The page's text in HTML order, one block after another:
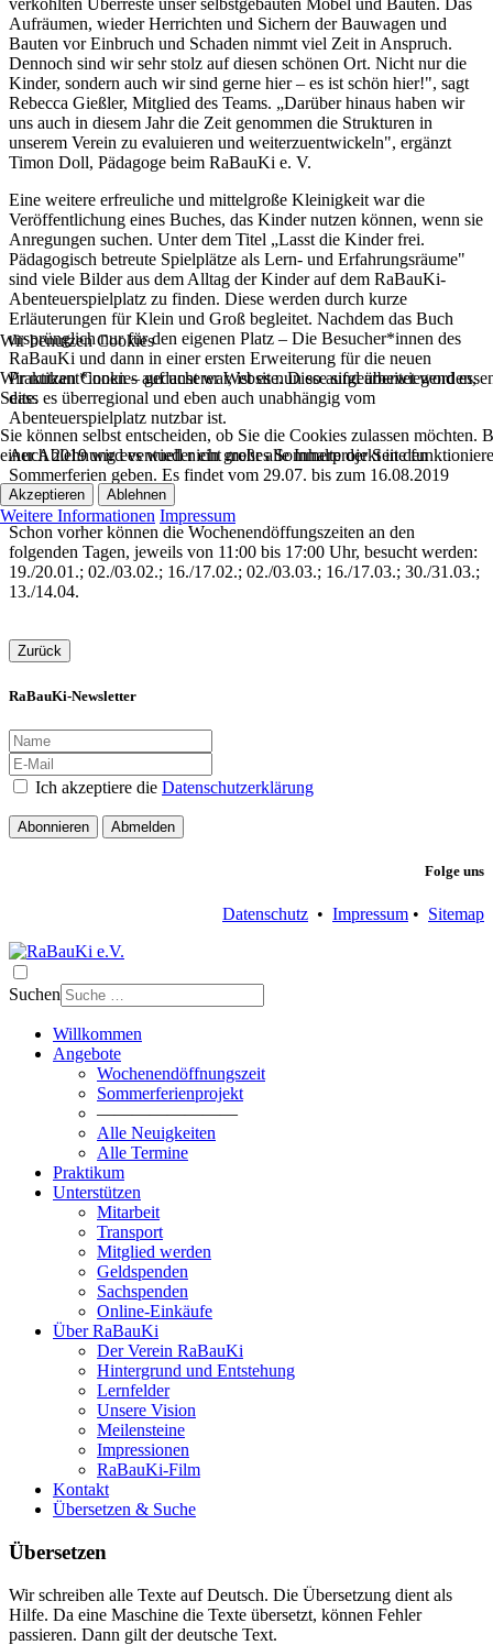
verkohlten Überreste unser selbstgebauten Möbel und Bauten. Das
Aufräumen, wieder Herrichten und Sichern der Bauwagen und
Bauten vor Einbruch und Schaden nimmt viel Zeit in Anspruch.
Dennoch sind wir sehr stolz auf diesen schönen Ort. Nicht nur die
Kinder, sondern auch wir sind gerne hier – es ist schön hier!", sagt
Rebecca Gießler, Mitglied des Teams. „Darüber hinaus haben wir
uns auch in diesem Jahr die Zeit genommen die Strukturen in
unserem Verein zu evaluieren und weiterzuentwickeln", ergänzt
Timon Doll, Pädagoge beim RaBauKi e. V.
Eine weitere erfreuliche und mittelgroße Kleinigkeit war die
Veröffentlichung eines Buches, das Kinder nutzen können, wenn sie
Anregungen suchen. Unter dem Titel „Lasst die Kinder frei.
Pädagogisch betreute Spielplätze als Lern- und Erfahrungsräume"
sind viele Bilder aus dem Alltag der Kinder auf dem RaBauKi-
Abenteuerspielplatz zu finden. Diese werden durch kurze
Erläuterungen für Klein und Groß begleitet. Nachdem das Buch
ursprünglich nur für den eigenen Platz – Die Besucher*innen des
RaBauKi und dann in einer ersten Erweiterung für die neuen
Praktikant*innen – gedacht war, ist es nun so aufgearbeitet worden,
dass es überregional und eben auch unabhängig vom
Abenteuerspielplatz nutzbar ist.
Auch 2019 wird es wieder ein großes Sommerprojekt in den
Sommerferien geben. Es findet vom 29.07. bis zum 16.08.2019
statt.
Schon vorher können die Wochenendöffungszeiten an den
folgenden Tagen, jeweils von 11:00 bis 17:00 Uhr, besucht werden:
19./20.01.; 02./03.02.; 16./17.02.; 02./03.03.; 16./17.03.; 30./31.03.;
13./14.04.
Zurück
RaBauKi-Newsletter
Ich akzeptiere die Datenschutzerklärung
Abonnieren Abmelden
Folge uns
Datenschutz • Impressum • Sitemap
Suchen
Willkommen
Angebote
Wochenendöffnungszeit
Sommerferienprojekt
————————
Alle Neuigkeiten
Alle Termine
Praktikum
Unterstützen
Mitarbeit
Transport
Mitglied werden
Geldspenden
Sachspenden
Online-Einkäufe
Über RaBauKi
Der Verein RaBauKi
Hintergrund und Entstehung
Lernfelder
Unsere Vision
Meilensteine
Impressionen
RaBauKi-Film
Kontakt
Übersetzen & Suche
Übersetzen
Wir schreiben alle Texte auf Deutsch. Die Übersetzung dient als
Hilfe. Da eine Maschine die Texte übersetzt, können Fehler
passieren. Dann gilt der deutsche Text.
Wir benutzen Cookies
Wir nutzen Cookies auf unserer Website. Diese sind überwiegend
Seite.
Sie können selbst entscheiden, ob Sie die Cookies zulassen möchten.
einer Ablehnung eventuell nicht mehr alle Inhalte der Seite
Akzeptieren Ablehnen
Weitere Informationen Impressum